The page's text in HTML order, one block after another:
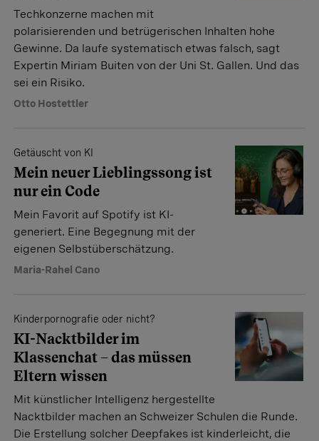
Techkonzerne machen mit
polarisierenden und betrügerischen Inhalten hohe
Gewinne. Da laufe systematisch etwas falsch, sagt
Expertin Miriam Buiten von der Uni St. Gallen. Und das
sei ein Risiko.
Otto Hostettler
Getäuscht von KI
Mein neuer Lieblingssong ist
nur ein Code
Mein Favorit auf Spotify ist KI-
generiert. Eine Begegnung mit der
eigenen Selbstüberschätzung.
Maria-Rahel Cano
Kinderpornografie oder nicht?
KI-Nacktbilder im
Klassenchat – das müssen
Eltern wissen
Mit künstlicher Intelligenz hergestellte
Nacktbilder machen an Schweizer Schulen die Runde.
Die Erstellung solcher Deepfakes ist kinderleicht, die